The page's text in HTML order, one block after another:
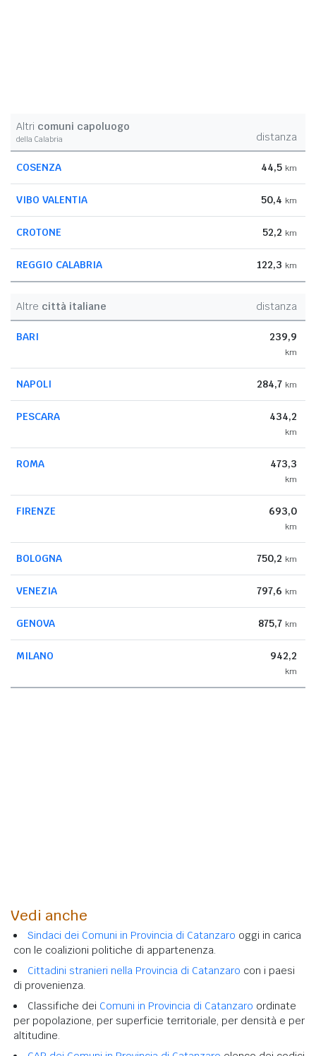
Altri comuni capoluogo
della Calabria distanza
COSENZA 44,5 km
VIBO VALENTIA 50,4 km
CROTONE 52,2 km
REGGIO CALABRIA 122,3 km
Altre città italiane distanza
BARI 239,9
km
NAPOLI 284,7 km
PESCARA 434,2
km
ROMA 473,3
km
FIRENZE 693,0
km
BOLOGNA 750,2 km
VENEZIA 797,6 km
GENOVA 875,7 km
MILANO 942,2
km
Vedi anche
Sindaci dei Comuni in Provincia di Catanzaro oggi in carica
con le coalizioni politiche di appartenenza.
Cittadini stranieri nella Provincia di Catanzaro con i paesi
di provenienza.
Classifiche dei Comuni in Provincia di Catanzaro ordinate
per popolazione, per superficie territoriale, per densità e per
altitudine.